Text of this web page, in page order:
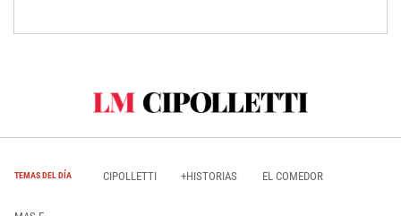
TEMAS DEL DÍA CIPOLLETTI +HISTORIAS EL COMEDOR